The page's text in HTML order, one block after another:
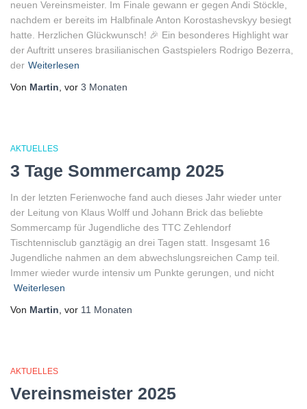
neuen Vereinsmeister. Im Finale gewann er gegen Andi Stöckle,
nachdem er bereits im Halbfinale Anton Korostashevskyy besiegt
hatte. Herzlichen Glückwunsch! 🎉 Ein besonderes Highlight war
der Auftritt unseres brasilianischen Gastspielers Rodrigo Bezerra,
der Weiterlesen
Von Martin , vor 3 Monaten
AKTUELLES
3 Tage Sommercamp 2025
In der letzten Ferienwoche fand auch dieses Jahr wieder unter
der Leitung von Klaus Wolff und Johann Brick das beliebte
Sommercamp für Jugendliche des TTC Zehlendorf
Tischtennisclub ganztägig an drei Tagen statt. Insgesamt 16
Jugendliche nahmen an dem abwechslungsreichen Camp teil.
Immer wieder wurde intensiv um Punkte gerungen, und nicht
Weiterlesen
Von Martin , vor 11 Monaten
AKTUELLES
Vereinsmeister 2025